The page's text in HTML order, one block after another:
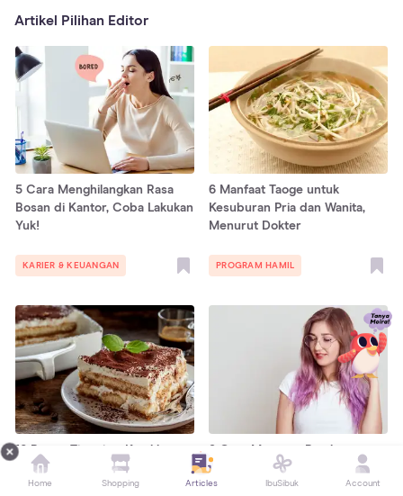
Artikel Pilihan Editor
5 Cara Menghilangkan Rasa
Bosan di Kantor, Coba Lakukan
Yuk!
KARIER & KEUANGAN
6 Manfaat Taoge untuk
Kesuburan Pria dan Wanita,
Menurut Dokter
PROGRAM HAMIL
10 Resep Tiramisu, Kue khas
Italia dengan Rasa Kopi
Diwarnai agar Tidak Rusak
Home Shopping Articles IbuSibuk Account